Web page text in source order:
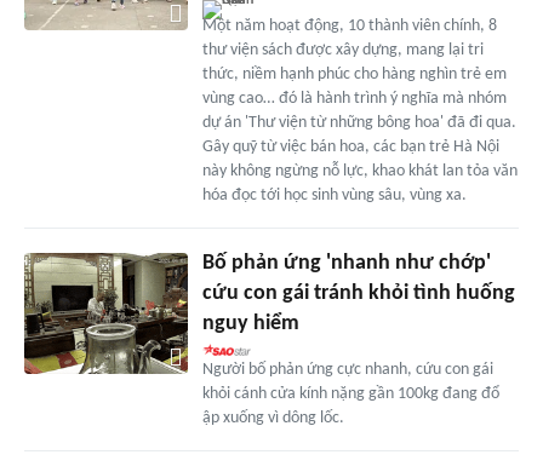
Một năm hoạt động, 10 thành viên chính, 8
thư viện sách được xây dựng, mang lại tri
thức, niềm hạnh phúc cho hàng nghìn trẻ em
vùng cao… đó là hành trình ý nghĩa mà nhóm
dự án 'Thư viện từ những bông hoa' đã đi qua.
Gây quỹ từ việc bán hoa, các bạn trẻ Hà Nội
này không ngừng nỗ lực, khao khát lan tỏa văn
hóa đọc tới học sinh vùng sâu, vùng xa.
Bố phản ứng 'nhanh như chớp'
cứu con gái tránh khỏi tình huống
nguy hiểm
Người bố phản ứng cực nhanh, cứu con gái
khỏi cánh cửa kính nặng gần 100kg đang đổ
ập xuống vì dông lốc.